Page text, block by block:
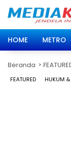
HOME
METRO
Beranda
FEATURED HUKUM &